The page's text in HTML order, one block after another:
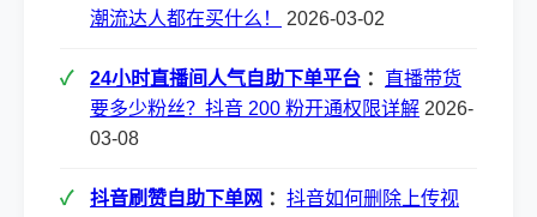
潮流达人都在买什么！
2026-03-02
24小时直播间人气自助下单平台 ： 直播带货
要多少粉丝？抖音 200 粉开通权限详解 2026-
03-08
抖音刷赞自助下单网 ： 抖音如何删除上传视